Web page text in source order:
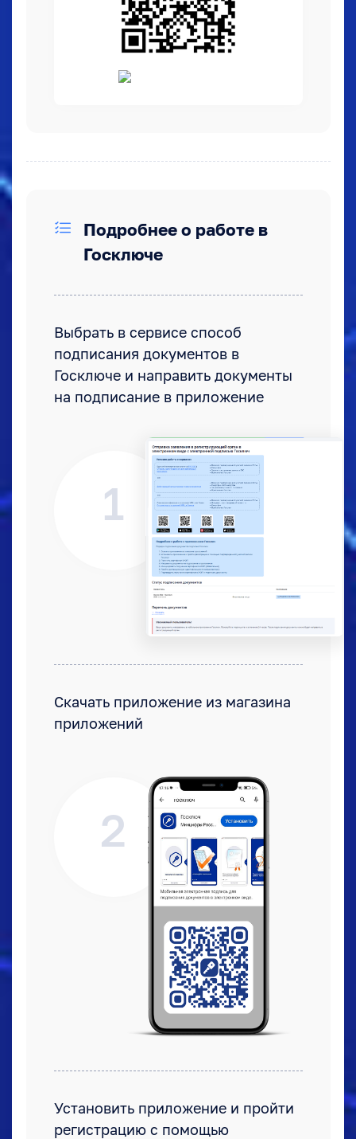
Подробнее о работе в
Госключе
Выбрать в сервисе способ
подписания документов в
Госключе и направить документы
на подписание в приложение
1
Скачать приложение из магазина
приложений
2
Установить приложение и пройти
регистрацию с помощью